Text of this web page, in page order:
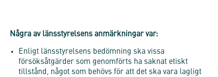
Några av länsstyrelsens anmärkningar var:
Enligt länsstyrelsens bedömning ska vissa
försöksåtgärder som genomförts ha saknat etiskt
tillstånd, något som behövs för att det ska vara lagligt